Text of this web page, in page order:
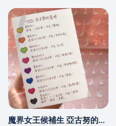
魔界女王候補生 亞古努的意味明信片